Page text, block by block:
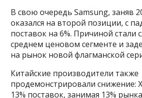
В свою очередь Samsung, заняв
оказался на второй позиции, с
поставок на 6%. Причиной стали
среднем ценовом сегменте и
на рынок новой флагманской
Китайские производители также
продемонстрировали снижение:
13% поставок, занимая 13%